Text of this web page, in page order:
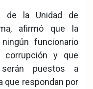
de la Unidad de
afirmó que la
funcionario
corrupción y que
puestos a
que respondan por